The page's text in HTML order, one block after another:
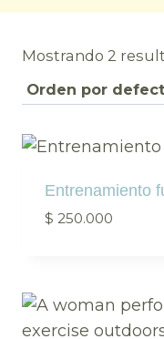
Mostrando 2
Entrenamiento
$ 250.000